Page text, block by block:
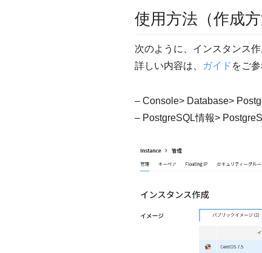
使用方法（作成方
次のように、インスタンス
詳しい内容は、
ガイド をご
– Console> Database>
– PostgreSQL情報>